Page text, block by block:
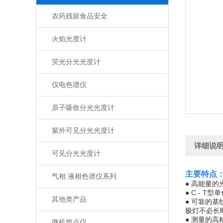
农药残留食品安全
火焰光度计
荧光分光光度计
仪电色谱仪
原子吸收分光光度计
紫外可见分光光度计
可见分光光度计
气相 液相色谱仪系列
其他类产品
详细说
主要特点
● 高能量的
● C - T型
● 可靠的基
极灯不必长
● 测量的高